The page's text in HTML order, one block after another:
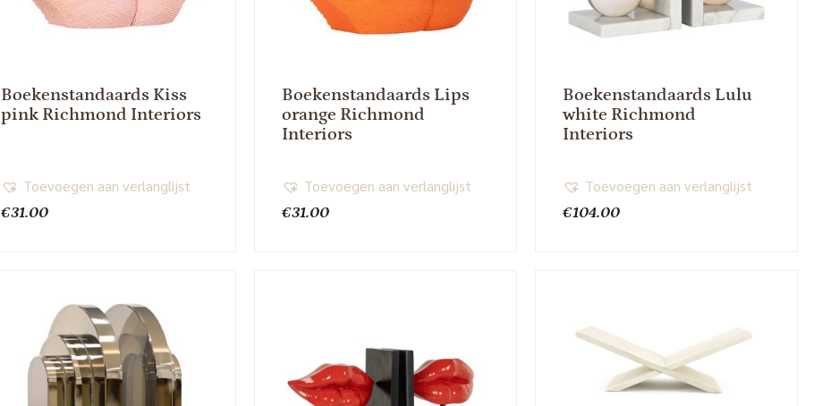
Boekenstandaards Kiss
pink Richmond Interiors
€31.00
Toevoegen aan verlanglijst
Boekenstandaards Lips
orange Richmond
Interiors
€31.00
Toevoegen aan verlanglijst
Boekenstandaards Lulu
white Richmond
Interiors
€104.00
Toevoegen aan verlanglijst